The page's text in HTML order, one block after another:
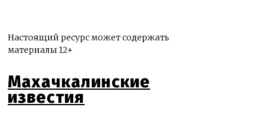
Настоящий ресурс может содержать
материалы 12+
Махачкалинские
известия